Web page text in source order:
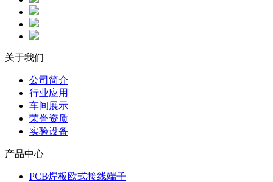
关于我们
公司简介
行业应用
车间展示
荣誉资质
实验设备
产品中心
PCB焊板欧式接线端子